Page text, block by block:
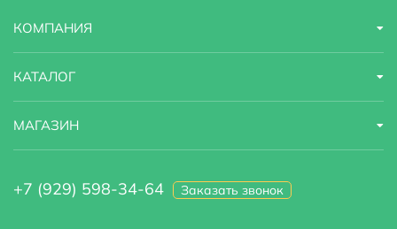
Высота 21 м
КОМПАНИЯ
КАТАЛОГ
МАГАЗИН
+7 (929) 598-34-64 Заказать звонок